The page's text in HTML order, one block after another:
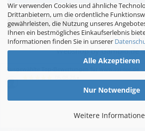
Wir verwenden Cookies und ähnliche
Drittanbietern, um die ordentliche
gewährleisten, die Nutzung unseres
Ihnen ein bestmögliches Einkaufserlebnis
Informationen finden Sie in unserer
Alle Akzeptieren
Nur Notwendige
Weitere
Vertrag widerrufen
Webshopby Gambio.de
Ausgewählte Top-Bewertungen für www.toi-tee.de